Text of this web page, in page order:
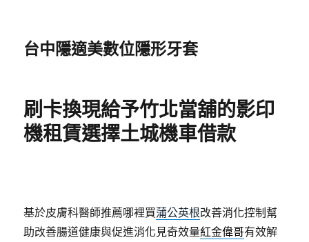
台中隱適美數位隱形牙套
刷卡換現給予竹北當舖的影印
機租賃選擇土城機車借款
基於皮膚科醫師推薦哪裡買蒲公英根改善消化控制幫
助改善腸道健康與促進消化見奇效量紅金偉哥有效解